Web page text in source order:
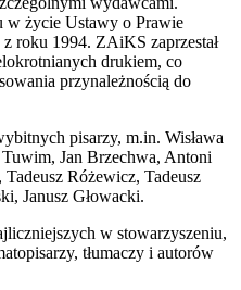
w życie Ustawy o Prawie
roku 1994. ZAiKS zaprzestał
drukiem, co
przynależnością do
pisarzy, m.in. Wisława
Jan Brzechwa, Antoni
Różewicz, Tadeusz
Janusz Głowacki.
w stowarzyszeniu,
tłumaczy i autorów